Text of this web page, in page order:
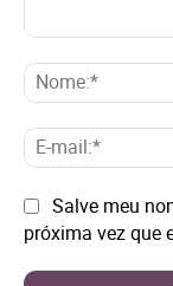
Site: Salve meu
próxima vez que